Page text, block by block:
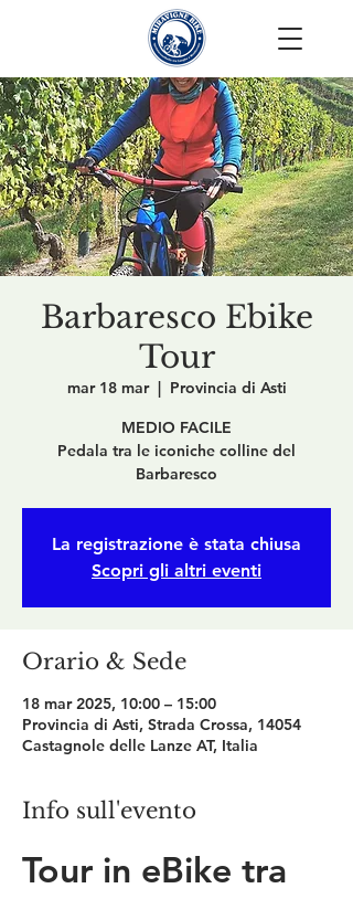
Barbaresco Ebike
Tour
mar 18 mar
  |
Provincia di Asti
MEDIO FACILE
Pedala tra le iconiche colline del
Barbaresco
La registrazione è stata chiusa
Scopri gli altri eventi
Orario & Sede
18 mar 2025, 10:00 – 15:00
Provincia di Asti, Strada Crossa, 14054
Castagnole delle Lanze AT, Italia
Info sull'evento
Tour in eBike tra